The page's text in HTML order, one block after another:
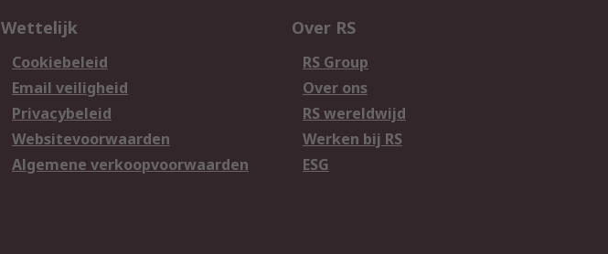
Wettelijk
Cookiebeleid
Email veiligheid
Privacybeleid
Websitevoorwaarden
Algemene verkoopvoorwaarden
Over RS
RS Group
Over ons
RS wereldwijd
Werken bij RS
ESG